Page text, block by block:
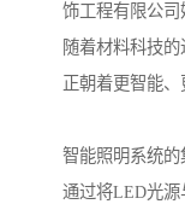
饰工程有限公司
随着材料科技
正朝着更智能、
智能照明系统的
通过将LED光